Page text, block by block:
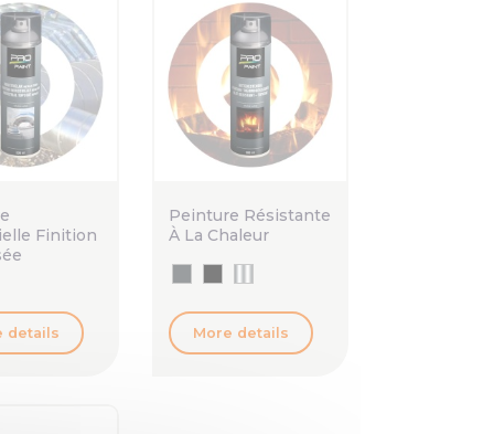
Finition
details
Peinture Résistante
À La Chaleur
More details